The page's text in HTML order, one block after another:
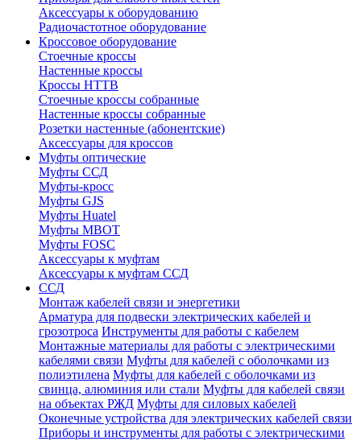
Аксессуары к оборудованию
Радиочастотное оборудование
Кроссовое оборудование
Стоечные кроссы
Настенные кроссы
Кроссы HTTB
Стоечные кроссы собранные
Настенные кроссы собранные
Розетки настенные (абонентские)
Аксессуары для кроссов
Муфты оптические
Муфты ССД
Муфты-кросс
Муфты GJS
Муфты Huatel
Муфты МВОТ
Муфты FOSC
Аксессуары к муфтам
Аксессуары к муфтам ССД
ССД
Монтаж кабелей связи и энергетики
Арматура для подвески электрических кабелей и
грозотроса Инструменты для работы с кабелем
Монтажные материалы для работы с электрическими
кабелями связи Муфты для кабелей с оболочками из
полиэтилена Муфты для кабелей с оболочками из
свинца, алюминия или стали Муфты для кабелей связи
на объектах РЖД Муфты для силовых кабелей
Оконечные устройства для электрических кабелей связи
Приборы и инструменты для работы с электрическими